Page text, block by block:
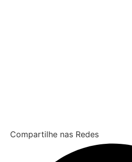
Compartilhe nas Redes